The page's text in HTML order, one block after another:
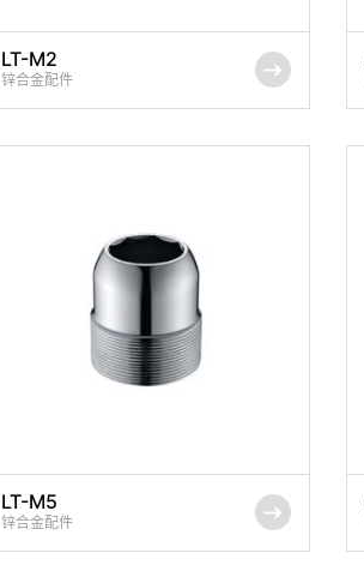
LT-M2
锌合金配件
LT-M5
锌合金配件